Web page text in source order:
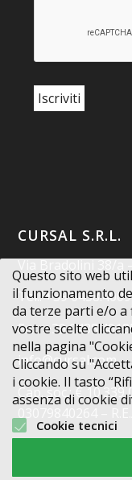
CURSAL S.R.L.
Via Bradolini 38/a
Tel.: +39
Fax: +39
info@cursal.com
Cap. soc.: €
03079840264 –
Questo sito web
il funzionamento
da terze parti e/o a
vostre scelte
nella pagina
Cliccando su
i cookie. Il tasto
assenza di cookie
Cookie tecnici